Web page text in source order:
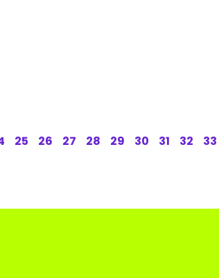
25 26 27 28 29 30 31 32 33